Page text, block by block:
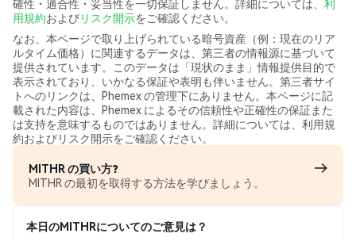
確性・適合性・妥当性を一切保証しません。詳細については、 利
用規約およびリスク開示をご確認ください。
なお、本ページで取り上げられている暗号資産（例：現在のリア
ルタイム価格）に関連するデータは、第三者の情報源に基づいて
提供されています。このデータは「現状のまま」情報提供目的で
表示されており、いかなる保証や表明も伴いません。第三者サイ
トへのリンクは、Phemex の管理下にありません。本ページに記
載された内容は、Phemex によるその信頼性や正確性の保証また
は支持を意味するものではありません。詳細については、利用規
約およびリスク開示をご確認ください。
MITHR の買い方?
MITHR の最初を取得する方法を学びましょう。
本日のMITHRについてのご意見は？